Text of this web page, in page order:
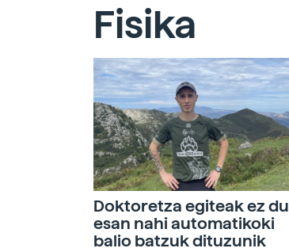
Fisika
Doktoretza egiteak ez du
esan nahi automatikoki
balio batzuk dituzunik